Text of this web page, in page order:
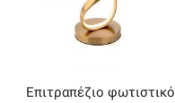
Επιτραπέζιο φωτιστικό